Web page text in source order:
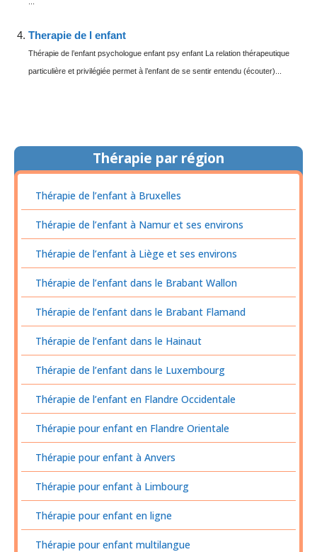
Therapie de l enfant
Thérapie de l’enfant psychologue enfant psy enfant La relation thérapeutique
particulière et privilégiée permet à l’enfant de se sentir entendu (écouter)...
Thérapie par région
Thérapie de l’enfant à Bruxelles
Thérapie de l’enfant à Namur et ses environs
Thérapie de l’enfant à Liège et ses environs
Thérapie de l’enfant dans le Brabant Wallon
Thérapie de l’enfant dans le Brabant Flamand
Thérapie de l’enfant dans le Hainaut
Thérapie de l’enfant dans le Luxembourg
Thérapie de l’enfant en Flandre Occidentale
Thérapie pour enfant en Flandre Orientale
Thérapie pour enfant à Anvers
Thérapie pour enfant à Limbourg
Thérapie pour enfant en ligne
Thérapie pour enfant multilangue